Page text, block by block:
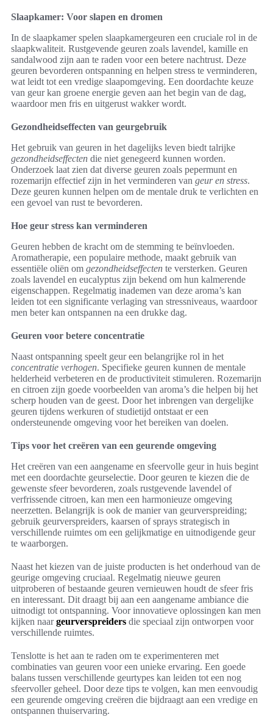
Slaapkamer: Voor slapen en dromen
In de slaapkamer spelen slaapkamergeuren een cruciale rol in de
slaapkwaliteit. Rustgevende geuren zoals lavendel, kamille en
sandalwood zijn aan te raden voor een betere nachtrust. Deze
geuren bevorderen ontspanning en helpen stress te verminderen,
wat leidt tot een vredige slaapomgeving. Een doordachte keuze
van geur kan groene energie geven aan het begin van de dag,
waardoor men fris en uitgerust wakker wordt.
Gezondheidseffecten van geurgebruik
Het gebruik van geuren in het dagelijks leven biedt talrijke
gezondheidseffecten die niet genegeerd kunnen worden.
Onderzoek laat zien dat diverse geuren zoals pepermunt en
rozemarijn effectief zijn in het verminderen van geur en stress.
Deze geuren kunnen helpen om de mentale druk te verlichten en
een gevoel van rust te bevorderen.
Hoe geur stress kan verminderen
Geuren hebben de kracht om de stemming te beïnvloeden.
Aromatherapie, een populaire methode, maakt gebruik van
essentiële oliën om gezondheidseffecten te versterken. Geuren
zoals lavendel en eucalyptus zijn bekend om hun kalmerende
eigenschappen. Regelmatig inademen van deze aroma’s kan
leiden tot een significante verlaging van stressniveaus, waardoor
men beter kan ontspannen na een drukke dag.
Geuren voor betere concentratie
Naast ontspanning speelt geur een belangrijke rol in het
concentratie verhogen. Specifieke geuren kunnen de mentale
helderheid verbeteren en de productiviteit stimuleren. Rozemarijn
en citroen zijn goede voorbeelden van aroma’s die helpen bij het
scherp houden van de geest. Door het inbrengen van dergelijke
geuren tijdens werkuren of studietijd ontstaat er een
ondersteunende omgeving voor het bereiken van doelen.
Tips voor het creëren van een geurende omgeving
Het creëren van een aangename en sfeervolle geur in huis begint
met een doordachte geurselectie. Door geuren te kiezen die de
gewenste sfeer bevorderen, zoals rustgevende lavendel of
verfrissende citroen, kan men een harmonieuze omgeving
neerzetten. Belangrijk is ook de manier van geurverspreiding;
gebruik geurverspreiders, kaarsen of sprays strategisch in
verschillende ruimtes om een gelijkmatige en uitnodigende geur
te waarborgen.
Naast het kiezen van de juiste producten is het onderhoud van de
geurige omgeving cruciaal. Regelmatig nieuwe geuren
uitproberen of bestaande geuren vernieuwen houdt de sfeer fris
en interessant. Dit draagt bij aan een aangename ambiance die
uitnodigt tot ontspanning. Voor innovatieve oplossingen kan men
kijken naargeurverspreiders die speciaal zijn ontworpen voor
verschillende ruimtes.
Tenslotte is het aan te raden om te experimenteren met
combinaties van geuren voor een unieke ervaring. Een goede
balans tussen verschillende geurtypes kan leiden tot een nog
sfeervoller geheel. Door deze tips te volgen, kan men eenvoudig
een geurende omgeving creëren die bijdraagt aan een vredige en
ontspannen thuiservaring.